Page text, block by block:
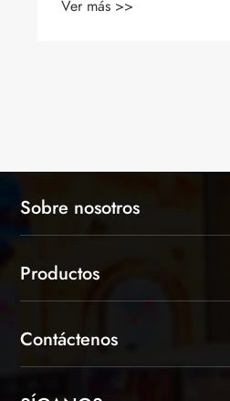
Sobre nosotros
Productos
Contáctenos